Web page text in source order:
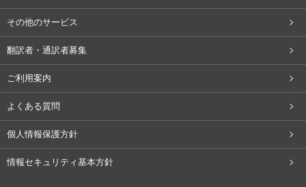
その他のサービス
翻訳者・通訳者募集
ご利用案内
よくある質問
個人情報保護方針
情報セキュリティ基本方針